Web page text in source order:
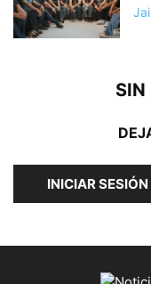
SIN
INICIAR